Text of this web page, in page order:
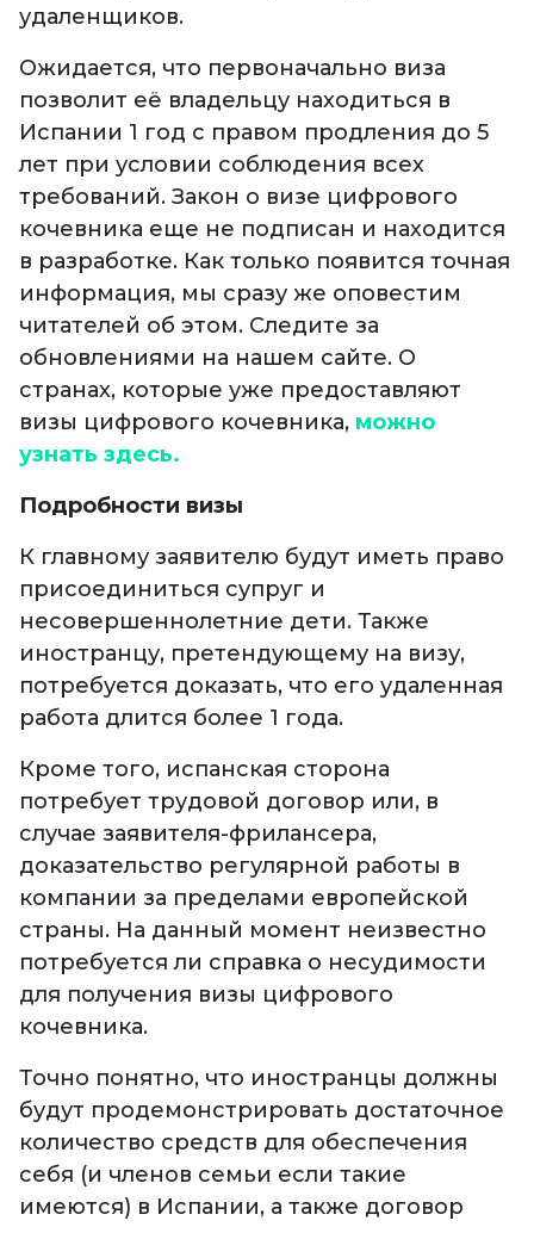
удаленщиков.
Ожидается, что первоначально виза
позволит её владельцу находиться в
Испании 1 год с правом продления до 5
лет при условии соблюдения всех
требований. Закон о визе цифрового
кочевника еще не подписан и находится
в разработке. Как только появится точная
информация, мы сразу же оповестим
читателей об этом. Следите за
обновлениями на нашем сайте. О
странах, которые уже предоставляют
визы цифрового кочевника, можно
узнать здесь.
Подробности визы
К главному заявителю будут иметь право
присоединиться супруг и
несовершеннолетние дети. Также
иностранцу, претендующему на визу,
потребуется доказать, что его удаленная
работа длится более 1 года.
Кроме того, испанская сторона
потребует трудовой договор или, в
случае заявителя-фрилансера,
доказательство регулярной работы в
компании за пределами европейской
страны. На данный момент неизвестно
потребуется ли справка о несудимости
для получения визы цифрового
кочевника.
Точно понятно, что иностранцы должны
будут продемонстрировать достаточное
количество средств для обеспечения
себя (и членов семьи если такие
имеются) в Испании, а также договор